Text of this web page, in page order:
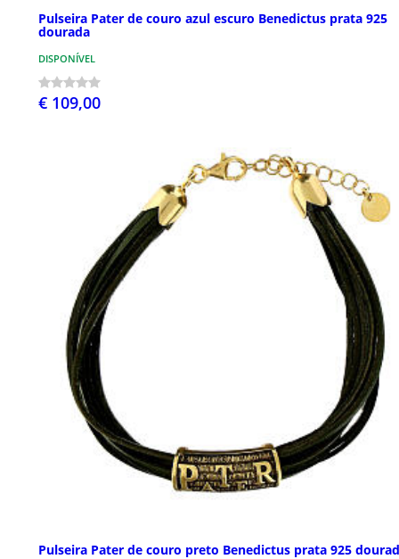
Pulseira Pater de couro azul escuro Benedictus prata 925
dourada
DISPONÍVEL
€ 109,00
Pulseira Pater de couro preto Benedictus prata 925